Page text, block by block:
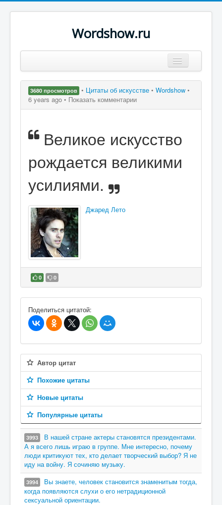
Wordshow.ru
Популярные цитаты
Поиск
3680 просмотров • Цитаты об искусстве • Wordshow •
6 years ago • Показать комментарии
Великое искусство
рождается великими
усилиями.
Джаред Лето
0 0
В избранное
Поделиться цитатой:
Автор цитат
Похожие цитаты
Новые цитаты
Популярные цитаты
3993
В нашей стране актеры становятся президентами.
А я всего лишь играю в группе. Мне интересно, почему
люди критикуют тех, кто делает творческий выбор? Я не
иду на войну. Я сочиняю музыку.
3994
Вы знаете, человек становится знаменитым тогда,
когда появляются слухи о его нетрадиционной
сексуальной ориентации.